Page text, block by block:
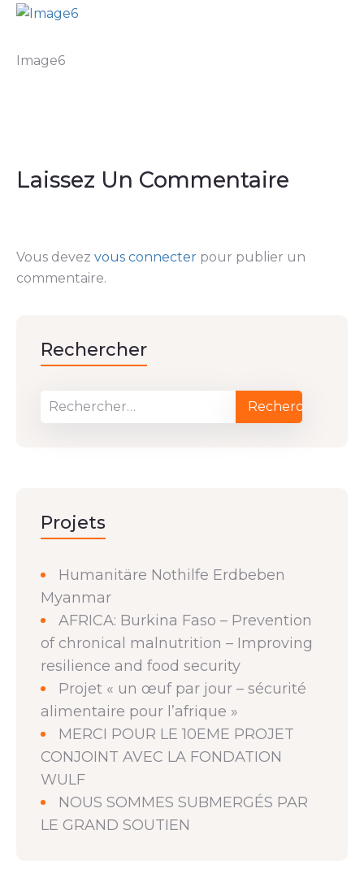
Image6
Laissez Un Commentaire
Vous devez vous connecter pour publier un
commentaire.
Rechercher
Projets
Humanitäre Nothilfe Erdbeben
Myanmar
AFRICA: Burkina Faso – Prevention
of chronical malnutrition – Improving
resilience and food security
Projet « un œuf par jour – sécurité
alimentaire pour l’afrique »
MERCI POUR LE 10EME PROJET
CONJOINT AVEC LA FONDATION
WULF
NOUS SOMMES SUBMERGÉS PAR
LE GRAND SOUTIEN